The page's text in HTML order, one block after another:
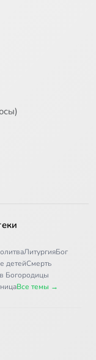
ЛитургияБог
детейСмерть
Богородицы
Все темы →